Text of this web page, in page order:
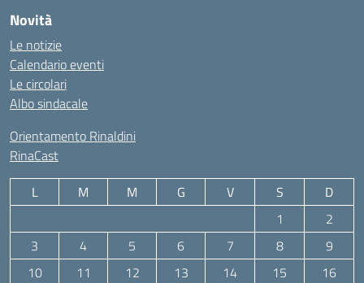
Novità
Le notizie
Calendario eventi
Le circolari
Albo sindacale
Orientamento Rinaldini
RinaCast
L M M G V S
D
1
2
3
4 5 6 7 8
9
10
11 12 13 14 15
16